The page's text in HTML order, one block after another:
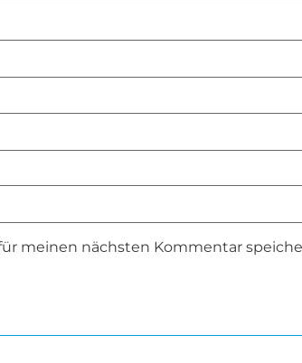
meinen nächsten Kommentar